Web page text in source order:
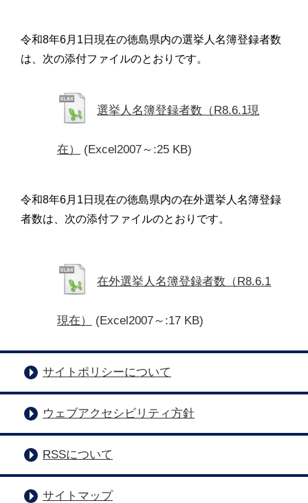
令和8年6月1日現在の徳島県内の選挙人名簿登録者数
は、次の添付ファイルのとおりです。
選挙人名簿登録者数（R8.6.1現
在） (Excel2007～:25 KB)
令和8年6月1日現在の徳島県内の在外選挙人名簿登録
者数は、次の添付ファイルのとおりです。
在外選挙人名簿登録者数（R8.6.1
現在） (Excel2007～:17 KB)
サイトポリシーについて
ウェブアクセシビリティ方針
RSSについて
サイトマップ